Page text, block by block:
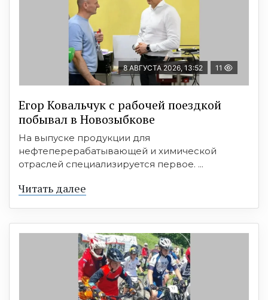
8 АВГУСТА 2026, 13:52 11
Егор Ковальчук с рабочей поездкой
побывал в Новозыбкове
На выпуске продукции для
нефтеперерабатывающей и химической
отраслей специализируется первое. ...
Читать далее